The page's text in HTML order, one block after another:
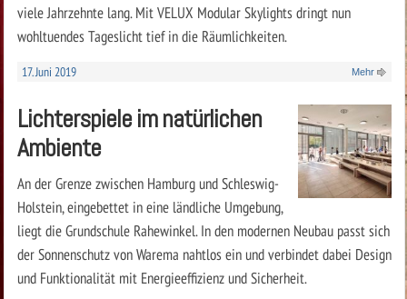
viele Jahrzehnte lang. Mit VELUX Modular Skylights dringt nun
wohltuendes Tageslicht tief in die Räumlichkeiten.
17. Juni 2019 Mehr
Lichterspiele im natürlichen
Ambiente
An der Grenze zwischen Hamburg und Schleswig-
Holstein, eingebettet in eine ländliche Umgebung,
liegt die Grundschule Rahewinkel. In den modernen Neubau passt sich
der Sonnenschutz von Warema nahtlos ein und verbindet dabei Design
und Funktionalität mit Energieeffizienz und Sicherheit.